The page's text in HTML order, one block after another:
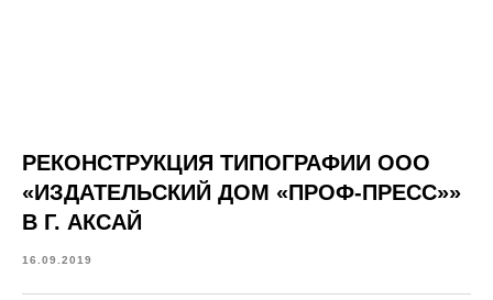
РЕКОНСТРУКЦИЯ ТИПОГРАФИИ ООО
«ИЗДАТЕЛЬСКИЙ ДОМ «ПРОФ-ПРЕСС»»
В Г. АКСАЙ
16.09.2019